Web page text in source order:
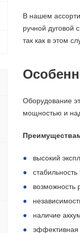
В нашем
ручной дуговой
так как в этом
Оборудование
мощностью и
высокий
возможность
наличие
эффективная